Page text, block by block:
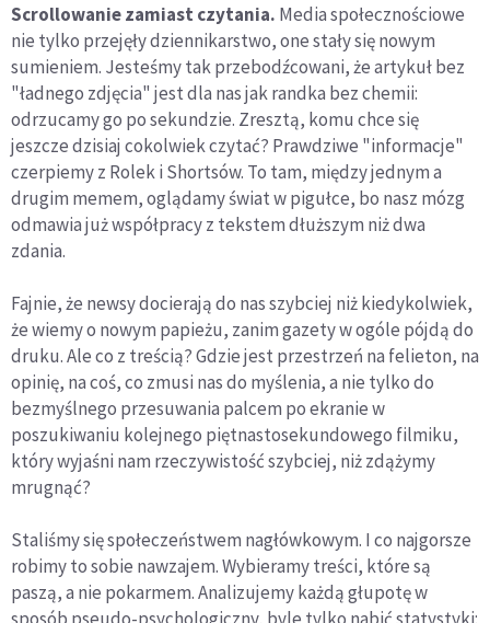
Scrollowanie zamiast czytania. Media społecznościowe
nie tylko przejęły dziennikarstwo, one stały się nowym
sumieniem. Jesteśmy tak przebodźcowani, że artykuł bez
"ładnego zdjęcia" jest dla nas jak randka bez chemii:
odrzucamy go po sekundzie. Zresztą, komu chce się
jeszcze dzisiaj cokolwiek czytać? Prawdziwe "informacje"
czerpiemy z Rolek i Shortsów. To tam, między jednym a
drugim memem, oglądamy świat w pigułce, bo nasz mózg
odmawia już współpracy z tekstem dłuższym niż dwa
zdania.
Fajnie, że newsy docierają do nas szybciej niż kiedykolwiek,
że wiemy o nowym papieżu, zanim gazety w ogóle pójdą do
druku. Ale co z treścią? Gdzie jest przestrzeń na felieton, na
opinię, na coś, co zmusi nas do myślenia, a nie tylko do
bezmyślnego przesuwania palcem po ekranie w
poszukiwaniu kolejnego piętnastosekundowego filmiku,
który wyjaśni nam rzeczywistość szybciej, niż zdążymy
mrugnąć?
Staliśmy się społeczeństwem nagłówkowym. I co najgorsze
robimy to sobie nawzajem. Wybieramy treści, które są
paszą, a nie pokarmem. Analizujemy każdą głupotę w
sposób pseudo-psychologiczny, byle tylko nabić statystyki: